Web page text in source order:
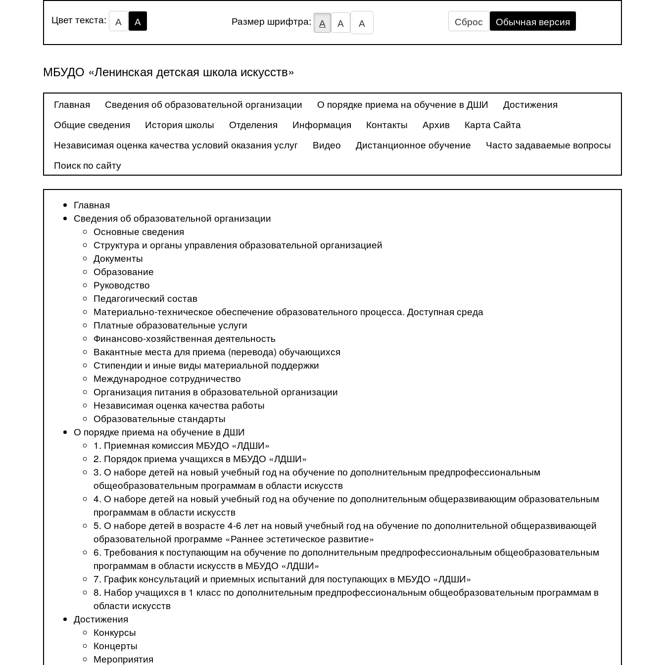
Цвет текста: А А Размер шрифтра: А А А Сброс Обычная версия
МБУДО «Ленинская детская школа искусств»
Главная Сведения об образовательной организации О порядке приема на обучение в ДШИ
Достижения
Общие сведения
История школы Отделения Информация Контакты Архив
Карта Сайта
Независимая оценка качества условий оказания услуг
Видео Дистанционное обучение
Часто задаваемые вопросы
Поиск по сайту
Главная
Сведения об образовательной организации
Основные сведения
Структура и органы управления образовательной организацией
Документы
Образование
Руководство
Педагогический состав
Материально-техническое обеспечение образовательного процесса. Доступная среда
Платные образовательные услуги
Финансово-хозяйственная деятельность
Вакантные места для приема (перевода) обучающихся
Стипендии и иные виды материальной поддержки
Международное сотрудничество
Организация питания в образовательной организации
Независимая оценка качества работы
Образовательные стандарты
О порядке приема на обучение в ДШИ
1. Приемная комиссия МБУДО «ЛДШИ»
2. Порядок приема учащихся в МБУДО «ЛДШИ»
3. О наборе детей на новый учебный год на обучение по дополнительным предпрофессиональным
общеобразовательным программам в области искусств
4. О наборе детей на новый учебный год на обучение по дополнительным общеразвивающим образовательным
программам в области искусств
5. О наборе детей в возрасте 4-6 лет на новый учебный год на обучение по дополнительной общеразвивающей
образовательной программе «Раннее эстетическое развитие»
6. Требования к поступающим на обучение по дополнительным предпрофессиональным общеобразовательным
программам в области искусств в МБУДО «ЛДШИ»
7. График консультаций и приемных испытаний для поступающих в МБУДО «ЛДШИ»
8. Набор учащихся в 1 класс по дополнительным предпрофессиональным общеобразовательным программам в
области искусств
Достижения
Конкурсы
Концерты
Мероприятия